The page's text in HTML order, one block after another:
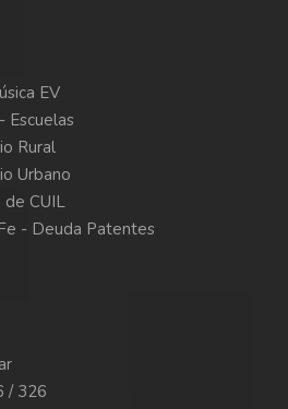
EV
Escuelas
Rural
Urbano
de CUIL
- Deuda Patentes
/ 326